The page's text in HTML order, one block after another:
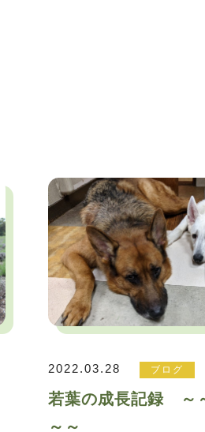
2022.03.28 ブログ
若葉の成長記録 ～
～～